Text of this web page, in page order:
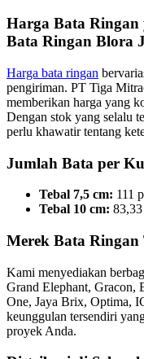
Harga Bata
Bata Ringan Blora
Harga bata ringan
pengiriman. PT Tiga
memberikan harga yang
Dengan stok yang selalu
perlu khawatir tentang
Jumlah Bata per
Tebal 7,5 cm: 111
Tebal 10 cm:
Merek Bata Ringan
Kami menyediakan
Grand Elephant, Gracon,
One, Jaya Brix, Optima,
keunggulan tersendiri
proyek Anda.